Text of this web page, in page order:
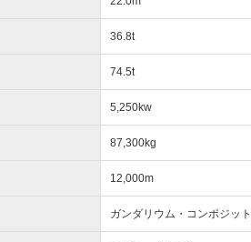
36.8t
74.5t
5,250kw
87,300kg
12,000m
ガンダリウム・コンポジット